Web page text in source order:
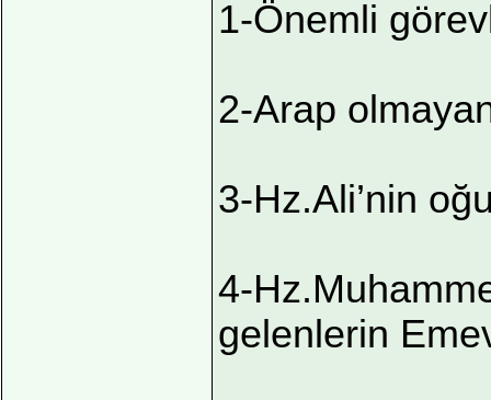
1-Önemli
2-Arap
3-Hz.Ali’nin
4-
gelenlerin